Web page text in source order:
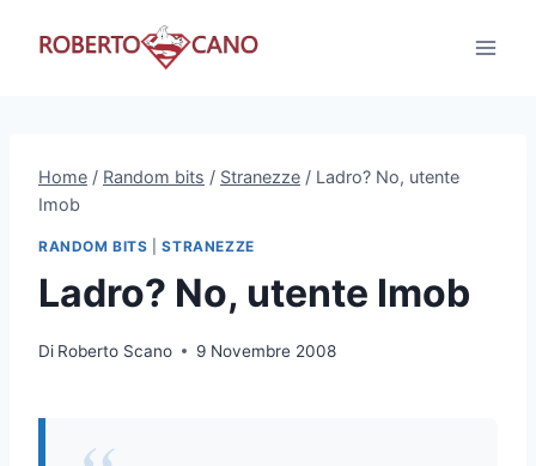
Home / Random bits / Stranezze / Ladro? No, utente
Imob
RANDOM BITS |STRANEZZE
Ladro? No, utente Imob
Di Roberto Scano 9 Novembre 2008